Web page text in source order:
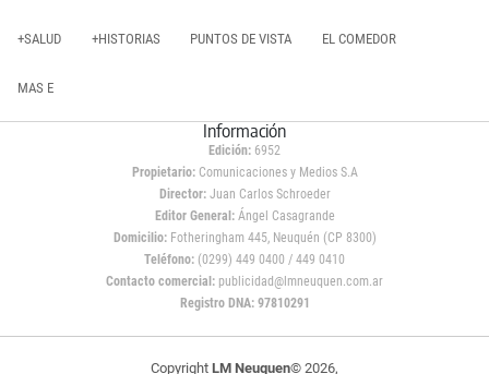
+SALUD +HISTORIAS PUNTOS DE VISTA EL COMEDOR
MAS E
Información
Edición: 6952
Propietario:Comunicaciones y Medios S.A
Director: Juan Carlos Schroeder
Editor General:Ángel Casagrande
Domicilio:Fotheringham 445, Neuquén (CP 8300)
Teléfono: (0299) 449 0400 / 449 0410
Contacto comercial: publicidad@lmneuquen.com.ar
Registro DNA: 97810291
Copyright LM Neuquen© 2026,